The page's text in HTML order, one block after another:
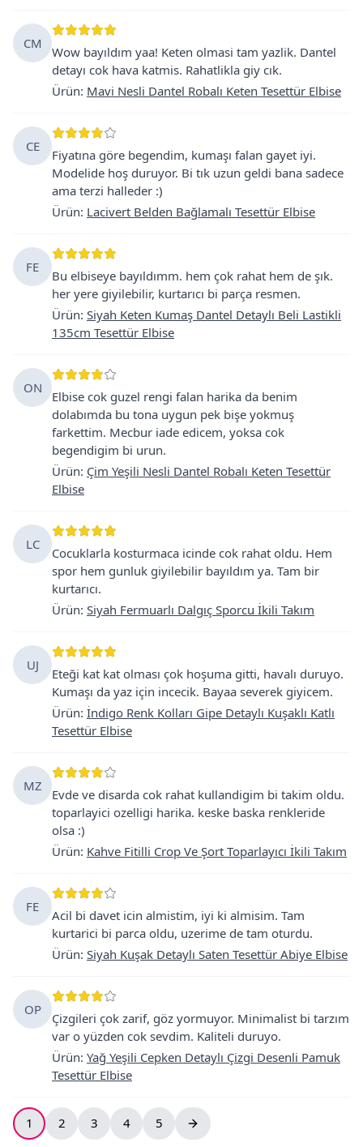
CM
Wow bayıldım yaa! Keten olmasi tam yazlik. Dantel
detayı cok hava katmis. Rahatlikla giy cık.
Ürün: Mavi Nesli Dantel Robalı Keten Tesettür Elbise
CE
Fiyatına göre begendim, kumaşı falan gayet iyi.
Modelide hoş duruyor. Bi tık uzun geldi bana sadece
ama terzi halleder :)
Ürün: Lacivert Belden Bağlamalı Tesettür Elbise
FE
Bu elbiseye bayıldımm. hem çok rahat hem de şık.
her yere giyilebilir, kurtarıcı bi parça resmen.
Ürün: Siyah Keten Kumaş Dantel Detaylı Beli Lastikli
135cm Tesettür Elbise
ON
Elbise cok guzel rengi falan harika da benim
dolabımda bu tona uygun pek bişe yokmuş
farkettim. Mecbur iade edicem, yoksa cok
begendigim bi urun.
Ürün: Çim Yeşili Nesli Dantel Robalı Keten Tesettür
Elbise
LC
Cocuklarla kosturmaca icinde cok rahat oldu. Hem
spor hem gunluk giyilebilir bayıldım ya. Tam bir
kurtarıcı.
Ürün: Siyah Fermuarlı Dalgıç Sporcu İkili Takım
UJ
Eteği kat kat olması çok hoşuma gitti, havalı duruyo.
Kumaşı da yaz için incecik. Bayaa severek giyicem.
Ürün: İndigo Renk Kolları Gipe Detaylı Kuşaklı Katlı
Tesettür Elbise
MZ
Evde ve disarda cok rahat kullandigim bi takim oldu.
toparlayici ozelligi harika. keske baska renkleride
olsa :)
Ürün: Kahve Fitilli Crop Ve Şort Toparlayıcı İkili Takım
FE
Acil bi davet icin almistim, iyi ki almisim. Tam
kurtarici bi parca oldu, uzerime de tam oturdu.
Ürün: Siyah Kuşak Detaylı Saten Tesettür Abiye Elbise
OP
Çizgileri çok zarif, göz yormuyor. Minimalist bi tarzım
var o yüzden cok sevdim. Kaliteli duruyo.
Ürün: Yağ Yeşili Cepken Detaylı Çizgi Desenli Pamuk
Tesettür Elbise
1 2 3 4 5